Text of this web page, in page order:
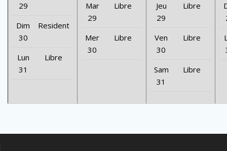
29
Dim
30
Resident
Lun
31
Libre
Mar
29
Libre
Mer
30
Libre
Jeu
29
Libre
Ven
30
Libre
Sam
31
Libre